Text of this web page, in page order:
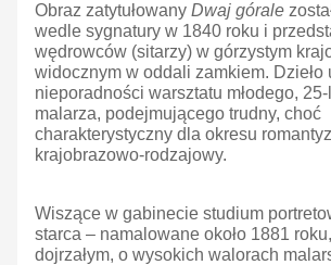
Obraz zatytułowany Dwaj górale
wedle sygnatury w 1840 roku i
wędrowców (sitarzy) w górzystym
widocznym w oddali zamkiem. Dzieło
nieporadności warsztatu młodego,
malarza, podejmującego trudny, choć
charakterystyczny dla okresu
krajobrazowo-rodzajowy.
Wiszące w gabinecie studium
starca – namalowane około 1881
dojrzałym, o wysokich walorach